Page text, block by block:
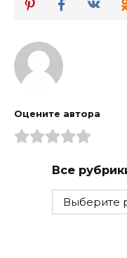
Оцените автора
Все
Все
рубрики